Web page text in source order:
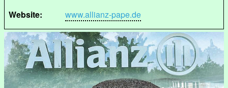
Website:
www.allianz-pape.de